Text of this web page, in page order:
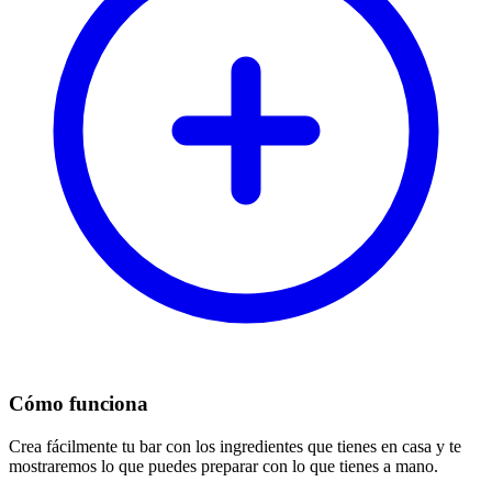
Cómo funciona
Crea fácilmente tu bar con los ingredientes que tienes en casa y te
mostraremos lo que puedes preparar con lo que tienes a mano.